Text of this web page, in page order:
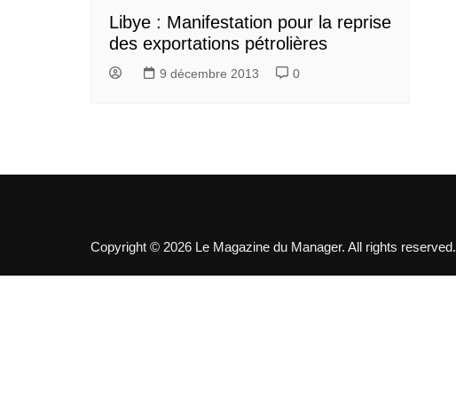
Libye : Manifestation pour la reprise
des exportations pétrolières
9 décembre 2013 0
Copyright © 2026 Le Magazine du Manager. All rights reserved.